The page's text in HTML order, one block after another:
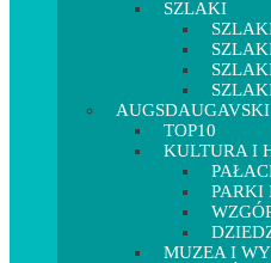
SZLAKI
TOP10
KULTURA I
PARKI
MUZEA I